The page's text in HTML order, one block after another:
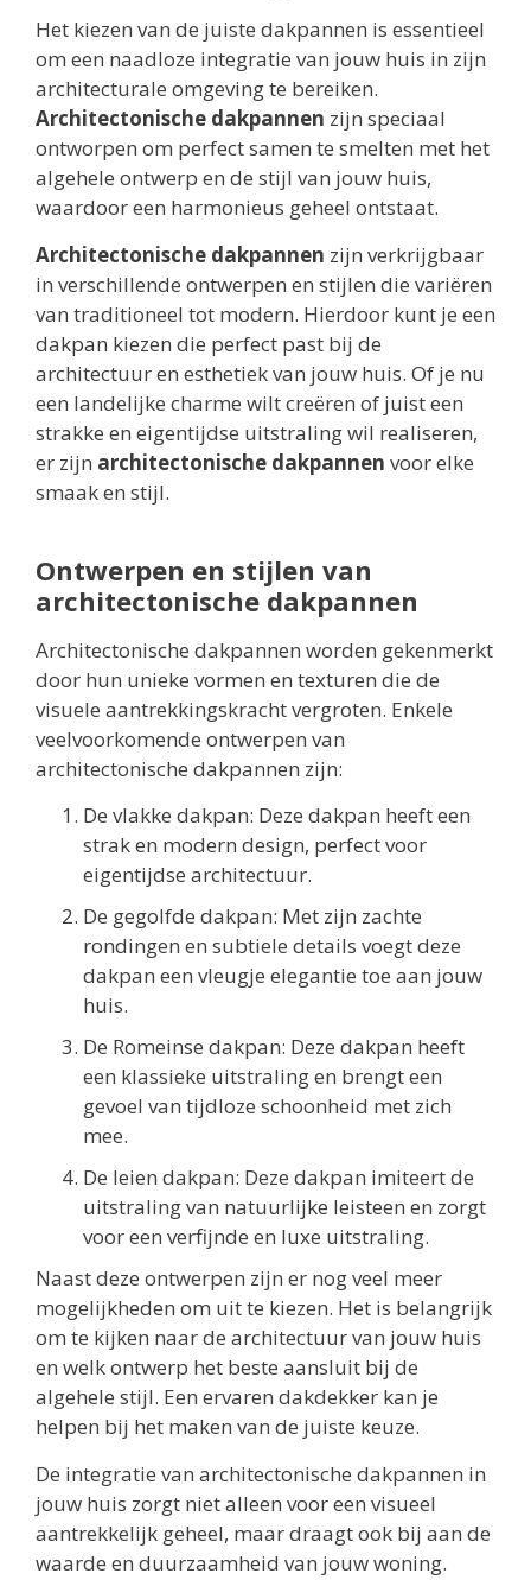
Het kiezen van de juiste dakpannen is essentieel
om een naadloze integratie van jouw huis in zijn
architecturale omgeving te bereiken.
Architectonische dakpannen zijn speciaal
ontworpen om perfect samen te smelten met het
algehele ontwerp en de stijl van jouw huis,
waardoor een harmonieus geheel ontstaat.
Architectonische dakpannen zijn verkrijgbaar
in verschillende ontwerpen en stijlen die variëren
van traditioneel tot modern. Hierdoor kunt je een
dakpan kiezen die perfect past bij de
architectuur en esthetiek van jouw huis. Of je nu
een landelijke charme wilt creëren of juist een
strakke en eigentijdse uitstraling wil realiseren,
er zijn architectonische dakpannen voor elke
smaak en stijl.
Ontwerpen en stijlen van
architectonische dakpannen
Architectonische dakpannen worden gekenmerkt
door hun unieke vormen en texturen die de
visuele aantrekkingskracht vergroten. Enkele
veelvoorkomende ontwerpen van
architectonische dakpannen zijn:
De vlakke dakpan: Deze dakpan heeft een
strak en modern design, perfect voor
eigentijdse architectuur.
De gegolfde dakpan: Met zijn zachte
rondingen en subtiele details voegt deze
dakpan een vleugje elegantie toe aan jouw
huis.
De Romeinse dakpan: Deze dakpan heeft
een klassieke uitstraling en brengt een
gevoel van tijdloze schoonheid met zich
mee.
De leien dakpan: Deze dakpan imiteert de
uitstraling van natuurlijke leisteen en zorgt
voor een verfijnde en luxe uitstraling.
Naast deze ontwerpen zijn er nog veel meer
mogelijkheden om uit te kiezen. Het is belangrijk
om te kijken naar de architectuur van jouw huis
en welk ontwerp het beste aansluit bij de
algehele stijl. Een ervaren dakdekker kan je
helpen bij het maken van de juiste keuze.
De integratie van architectonische dakpannen in
jouw huis zorgt niet alleen voor een visueel
aantrekkelijk geheel, maar draagt ook bij aan de
waarde en duurzaamheid van jouw woning.